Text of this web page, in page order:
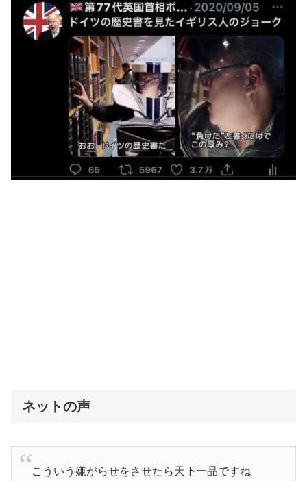
ネットの声
こういう嫌がらせをさせたら天下一品ですね